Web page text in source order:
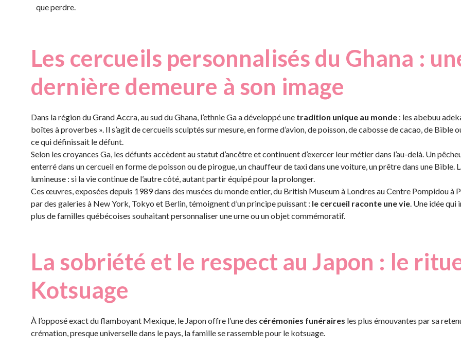
que perdre.
Les cercueils personnalisés du Ghana :
dernière demeure à son image
Dans la région du Grand Accra, au sud du Ghana, l’ethnie Ga a développé une tradition unique au monde : les abebuu
boîtes à proverbes ». Il s’agit de cercueils sculptés sur mesure, en forme d’avion, de poisson, de cabosse de cacao, de Bible
ce qui définissait le défunt.
Selon les croyances Ga, les défunts accèdent au statut d’ancêtre et continuent d’exercer leur métier dans l’au-delà. Un
enterré dans un cercueil en forme de poisson ou de pirogue, un chauffeur de taxi dans une voiture, un prêtre dans une Bible.
lumineuse : si la vie continue de l’autre côté, autant partir équipé pour la prolonger.
Ces œuvres, exposées depuis 1989 dans des musées du monde entier, du British Museum à Londres au Centre Pompidou à
par des galeries à New York, Tokyo et Berlin, témoignent d’un principe puissant : le cercueil raconte une vie. Une idée qui
plus de familles québécoises souhaitant personnaliser une urne ou un objet commémoratif.
La sobriété et le respect au Japon : le
Kotsuage
À l’opposé exact du flamboyant Mexique, le Japon offre l’une des cérémonies funéraires les plus émouvantes par sa
crémation, presque universelle dans le pays, la famille se rassemble pour le kotsuage.